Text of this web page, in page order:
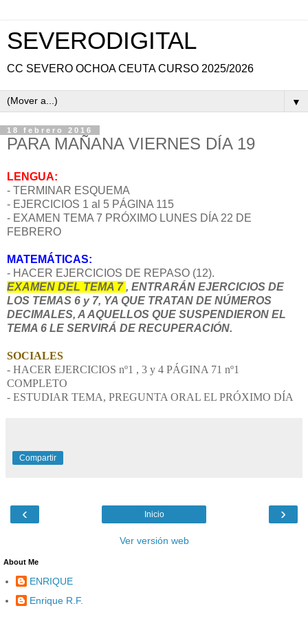
SEVERODIGITAL
CC SEVERO OCHOA CEUTA CURSO 2025/2026
▼
18 febrero 2016
PARA MAÑANA VIERNES DÍA 19
LENGUA:
- TERMINAR ESQUEMA
- EJERCICIOS 1 al 5 PÁGINA 115
- EXAMEN TEMA 7 PRÓXIMO LUNES DÍA 22 DE
FEBRERO
MATEMÁTICAS:
- HACER EJERCICIOS DE REPASO (12).
EXAMEN DEL TEMA 7, ENTRARÁN EJERCICIOS DE
LOS TEMAS 6 y 7, YA QUE TRATAN DE NÚMEROS
DECIMALES, A AQUELLOS QUE SUSPENDIERON EL
TEMA 6 LE SERVIRÁ DE RECUPERACIÓN.
SOCIALES
- HACER EJERCICIOS nº1 , 3 y 4 PÁGINA 71 nº1
COMPLETO
- ESTUDIAR TEMA, PREGUNTA ORAL EL PRÓXIMO DÍA
Compartir
‹ ›
Inicio
Ver versión web
About Me
ENRIQUE
Enrique R.F.